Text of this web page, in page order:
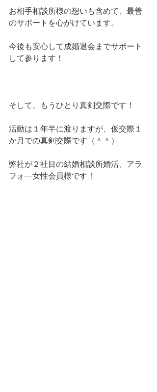
お相手相談所様の想いも含めて、最善
のサポートを心がけています。
今後も安心して成婚退会までサポート
して参ります！
そして、もうひとり真剣交際です！
活動は１年半に渡りますが、仮交際１
か月での真剣交際です（＾＾）
弊社が２社目の結婚相談所婚活、アラ
フォ―女性会員様です！